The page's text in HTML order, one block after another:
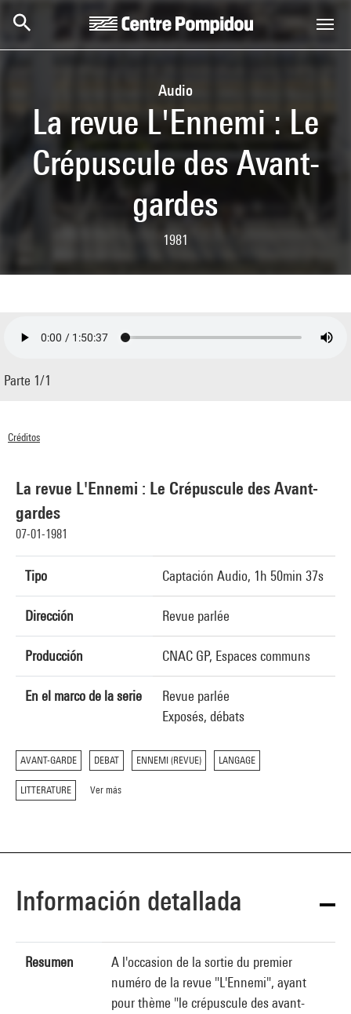
Audio
La revue L'Ennemi : Le
Crépuscule des Avant-
gardes
1981
La revue L'Ennemi : Le Crépuscule des Avant-
gardes
07-01-1981
Tipo Captación Audio, 1h 50min 37s
Dirección Revue parlée
Producción CNAC GP, Espaces communs
En el marco de la serie
Revue parlée
Exposés, débats
AVANT-GARDE DEBAT ENNEMI (REVUE) LANGAGE
LITTERATURE Ver más
Parte 1/1
Créditos
Información detallada
Resumen
A l'occasion de la sortie du premier
numéro de la revue "L'Ennemi", ayant
pour thème "le crépuscule des avant-